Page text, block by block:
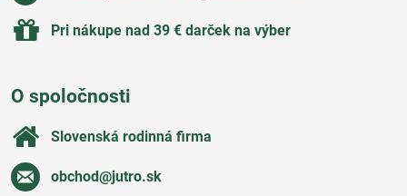
Pri nákupe nad 39 € darček na výber
O spoločnosti
Slovenská rodinná firma
obchod​@jutro​.sk